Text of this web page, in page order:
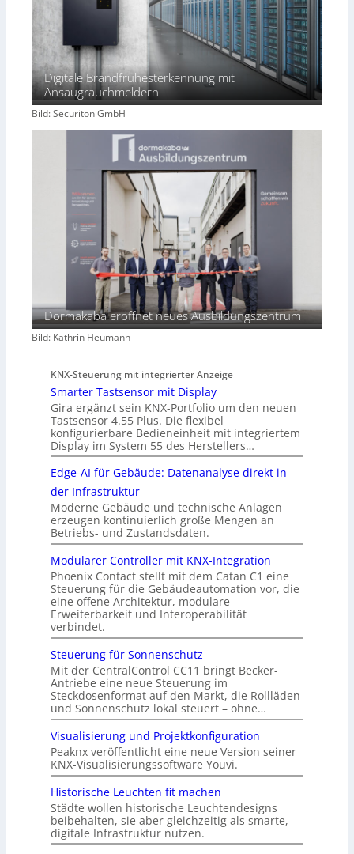
Digitale Brandfrühesterkennung mit
Ansaugrauchmeldern
Bild: Securiton GmbH
Dormakaba eröffnet neues Ausbildungszentrum
Bild: Kathrin Heumann
KNX-Steuerung mit integrierter Anzeige
Smarter Tastsensor mit Display
Gira ergänzt sein KNX-Portfolio um den neuen
Tastsensor 4.55 Plus. Die flexibel
konfigurierbare Bedieneinheit mit integriertem
Display im System 55 des Herstellers…
Edge-AI für Gebäude: Datenanalyse direkt in
der Infrastruktur
Moderne Gebäude und technische Anlagen
erzeugen kontinuierlich große Mengen an
Betriebs- und Zustandsdaten.
Modularer Controller mit KNX-Integration
Phoenix Contact stellt mit dem Catan C1 eine
Steuerung für die Gebäudeautomation vor, die
eine offene Architektur, modulare
Erweiterbarkeit und Interoperabilität
verbindet.
Steuerung für Sonnenschutz
Mit der CentralControl CC11 bringt Becker-
Antriebe eine neue Steuerung im
Steckdosenformat auf den Markt, die Rollläden
und Sonnenschutz lokal steuert – ohne…
Visualisierung und Projektkonfiguration
Peaknx veröffentlicht eine neue Version seiner
KNX-Visualisierungssoftware Youvi.
Historische Leuchten fit machen
Städte wollen historische Leuchtendesigns
beibehalten, sie aber gleichzeitig als smarte,
digitale Infrastruktur nutzen.